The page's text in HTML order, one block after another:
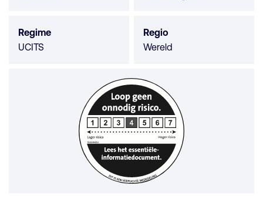
Regime
UCITS
Regio
Wereld